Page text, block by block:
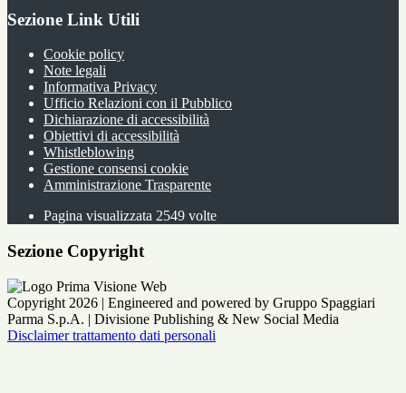
Sezione Link Utili
Cookie policy
Note legali
Informativa Privacy
Ufficio Relazioni con il Pubblico
Dichiarazione di accessibilità
Obiettivi di accessibilità
Whistleblowing
Gestione consensi cookie
Amministrazione Trasparente
Pagina visualizzata 2549 volte
Sezione Copyright
Copyright 2026 | Engineered and powered by Gruppo Spaggiari
Parma S.p.A. | Divisione Publishing & New Social Media
Disclaimer trattamento dati personali